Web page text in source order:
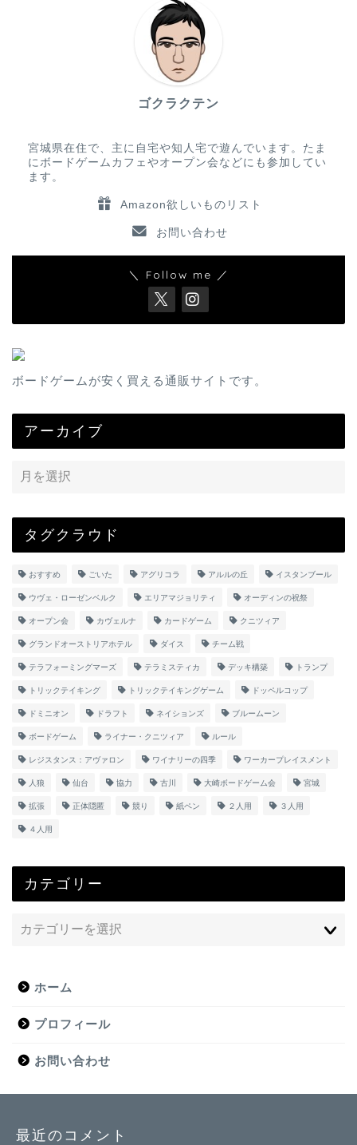
ゴクラクテン
宮城県在住で、主に自宅や知人宅で遊んでいます。たま
にボードゲームカフェやオープン会などにも参加してい
ます。
Amazon欲しいものリスト
お問い合わせ
＼ Follow me ／
ボードゲームが安く買える通販サイトです。
アーカイブ
タグクラウド
おすすめ ごいた アグリコラ アルルの丘 イスタンブール
ウヴェ・ローゼンベルク エリアマジョリティ オーディンの祝祭
オープン会 カヴェルナ カードゲーム クニツィア
グランドオーストリアホテル ダイス チーム戦
テラフォーミングマーズ テラミスティカ デッキ構築 トランプ
トリックテイキング トリックテイキングゲーム ドッペルコップ
ドミニオン ドラフト ネイションズ ブルームーン
ボードゲーム ライナー・クニツィア ルール
レジスタンス：アヴァロン ワイナリーの四季 ワーカープレイスメント
人狼 仙台 協力 古川 大崎ボードゲーム会 宮城
拡張 正体隠匿 競り 紙ペン ２人用 ３人用
４人用
カテゴリー
ホーム
プロフィール
お問い合わせ
最近のコメント